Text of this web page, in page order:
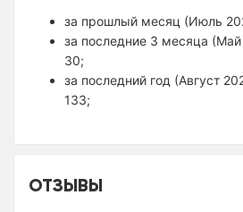
за прошлый месяц (Июль
за последние 3 месяца
30;
за последний год (Август
133;
ОТЗЫВЫ